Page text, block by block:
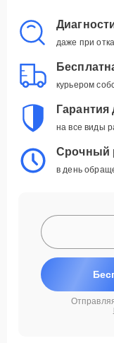
даже при
курьером
Гарантия
на все виды
Срочный
в день